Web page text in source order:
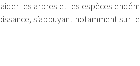
les arbres et les espèces
s’appuyant notamment sur